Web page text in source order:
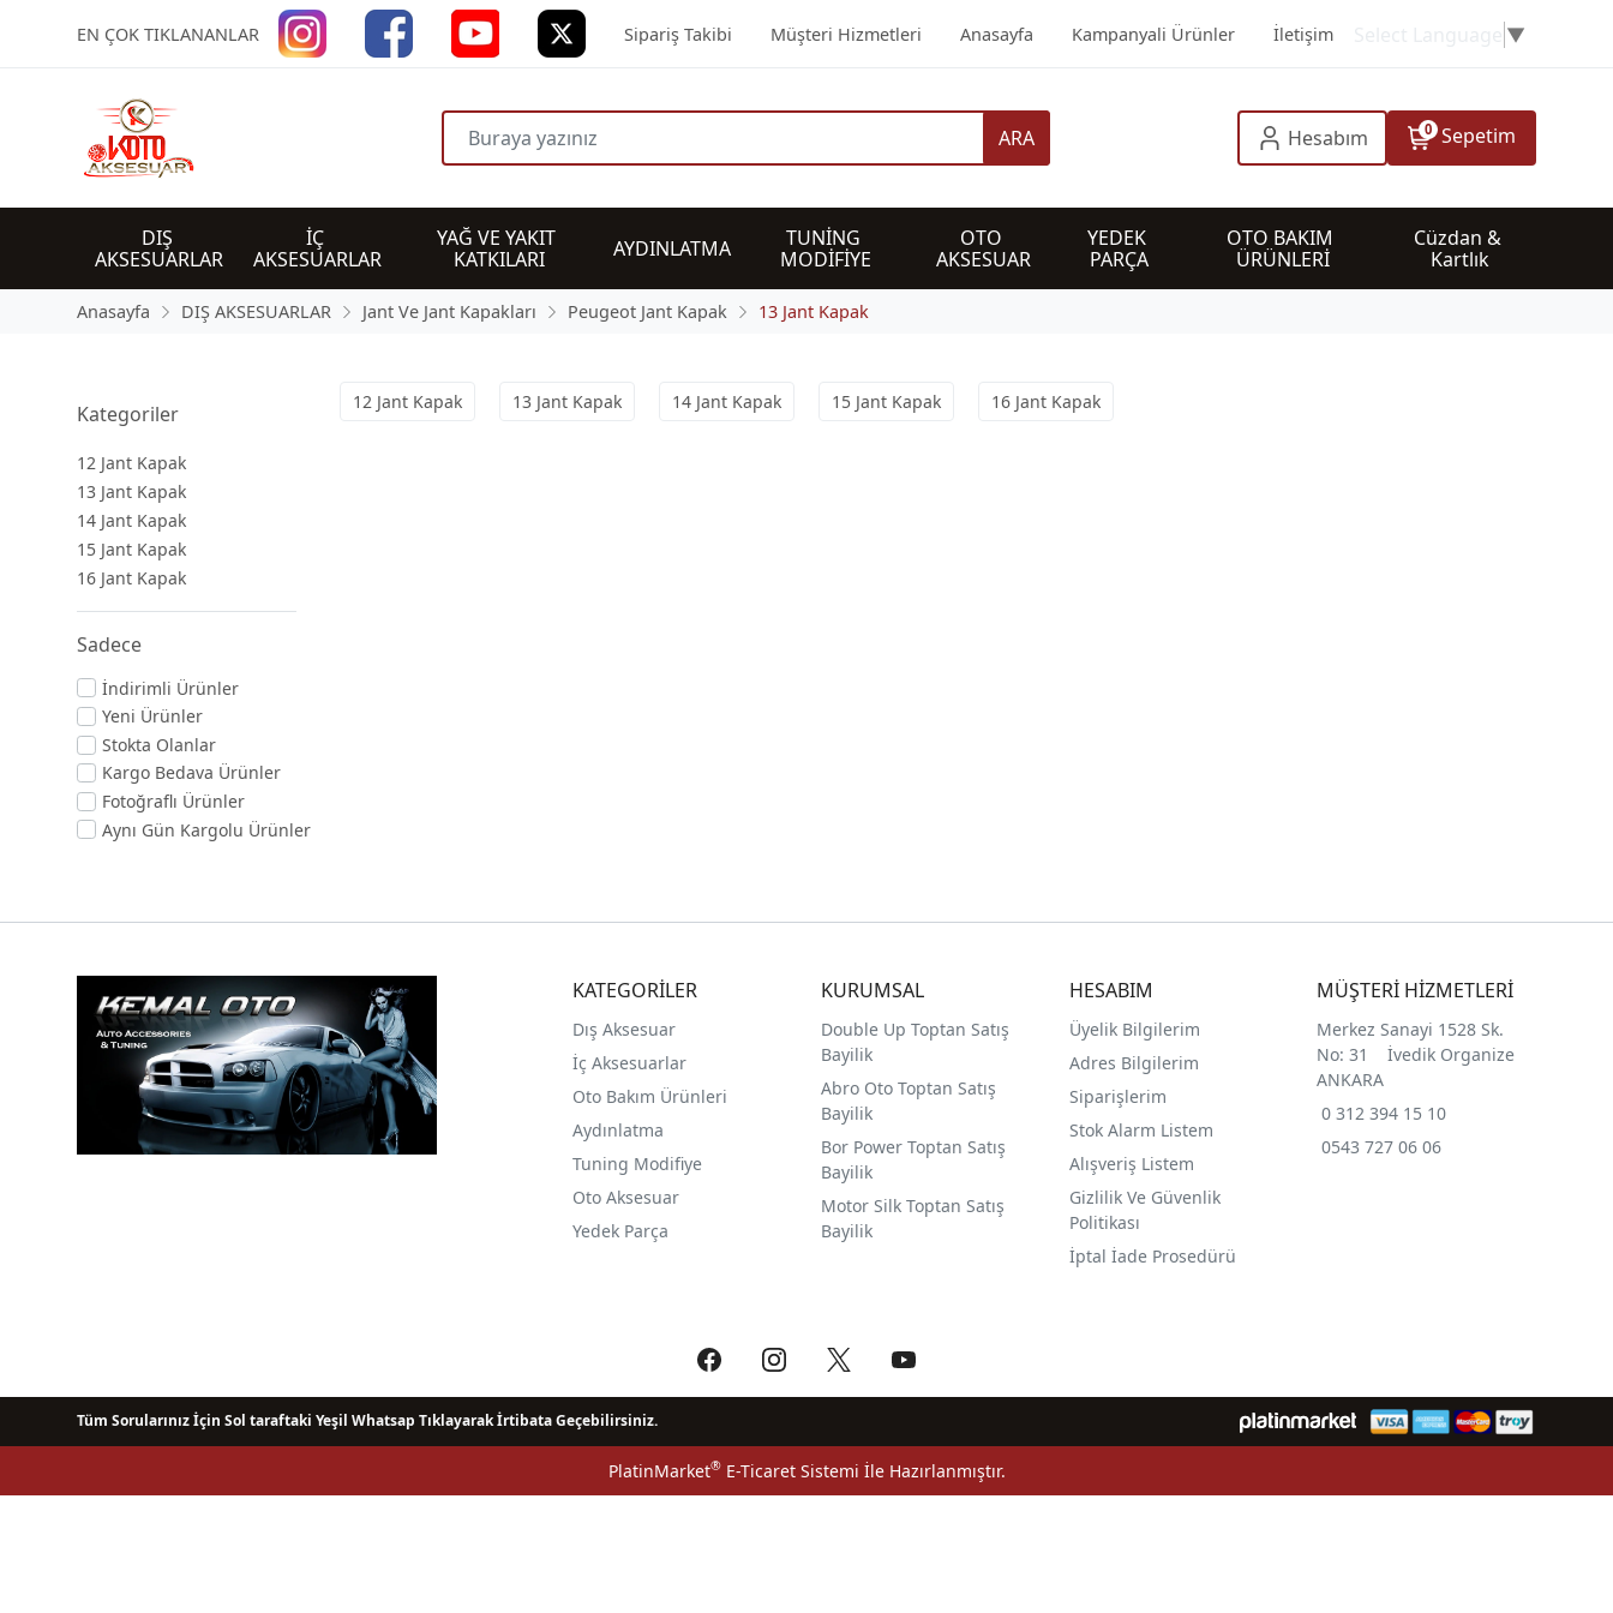
EN ÇOK TIKLANANLAR Sipariş Takibi Müşteri Hizmetleri Anasayfa Kampanyali Ürünler İletişim ▼
ARA Hesabım 0 Sepetim
DIŞ
AKSESUARLAR
İÇ
AKSESUARLAR
YAĞ VE YAKIT
KATKILARI
AYDINLATMA
TUNİNG
MODİFİYE
OTO
AKSESUAR
YEDEK
PARÇA
OTO BAKIM
ÜRÜNLERİ
Cüzdan &
Kartlık
Anasayfa DIŞ AKSESUARLAR Jant Ve Jant Kapakları Peugeot Jant Kapak 13 Jant Kapak
Kategoriler
12 Jant Kapak
13 Jant Kapak
14 Jant Kapak
15 Jant Kapak
16 Jant Kapak
Sadece
İndirimli Ürünler
Yeni Ürünler
Stokta Olanlar
Kargo Bedava Ürünler
Fotoğraflı Ürünler
Aynı Gün Kargolu Ürünler
12 Jant Kapak 13 Jant Kapak 14 Jant Kapak 15 Jant Kapak 16 Jant Kapak
KATEGORİLER
Dış Aksesuar
İç Aksesuarlar
Oto Bakım Ürünleri
Aydınlatma
Tuning Modifiye
Oto Aksesuar
Yedek Parça
KURUMSAL
Double Up Toptan Satış
Bayilik
Abro Oto Toptan Satış
Bayilik
Bor Power Toptan Satış
Bayilik
Motor Silk Toptan Satış
Bayilik
HESABIM
Üyelik Bilgilerim
Adres Bilgilerim
Siparişlerim
Stok Alarm Listem
Alışveriş Listem
Gizlilik Ve Güvenlik
Politikası
İptal İade Prosedürü
MÜŞTERİ HİZMETLERİ
Merkez Sanayi 1528 Sk.
No: 31 İvedik Organize
ANKARA
0 312 394 15 10
0543 727 06 06
Tüm Sorularınız İçin Sol taraftaki Yeşil Whatsap Tıklayarak İrtibata Geçebilirsiniz.
PlatinMarket®E-Ticaret Sistemi İle Hazırlanmıştır.